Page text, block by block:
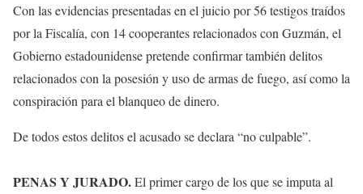
Con las evidencias presentadas en el juicio por 56 testigos traídos
por la Fiscalía, con 14 cooperantes relacionados con Guzmán, el
Gobierno estadounidense pretende confirmar también delitos
relacionados con la posesión y uso de armas de fuego, así como la
conspiración para el blanqueo de dinero.
De todos estos delitos el acusado se declara “no culpable”.
PENAS Y JURADO.El primer cargo de los que se imputa al